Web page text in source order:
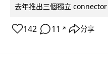
去年推出三個獨立
142 11 ↗ 分享